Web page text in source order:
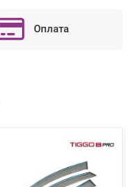
Оплата